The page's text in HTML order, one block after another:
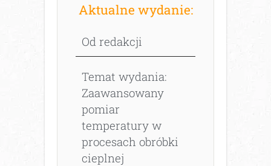
Aktualne wydanie:
Od redakcji
Temat wydania:
Zaawansowany
pomiar
temperatury w
procesach obróbki
cieplnej